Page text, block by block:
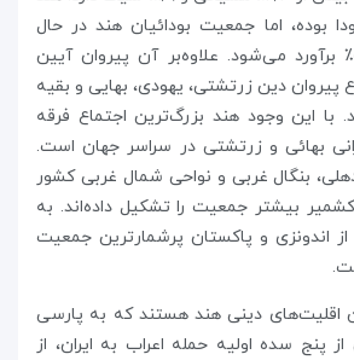
بوده، اما جمعیت بودائیان هند در حال
حاضر تنها حدود ۰٫۸٪ برآورد می‌شود. علاوه‌بر آن پیروان آیین
و مجموع پیروان دین زرتشتی، یهودی، بهایی و بقیه
می‌باشد. با این وجود هند بزرگ‌ترین اجتماع فرقه
بهائی و زرتشتی در سراسر جهان است.
بنگال غربی و نواحی شمال غربی کشور
بیشتر جمعیت را تشکیل داده‌اند. به
اندونزی و پاکستان پرشمارترین جمعیت
اقلیت‌های دینی هند هستند که به پارسی
پنج سده اولیه حمله اعراب به ایران، از